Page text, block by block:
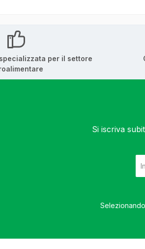
per il settore
Si iscriva
e-